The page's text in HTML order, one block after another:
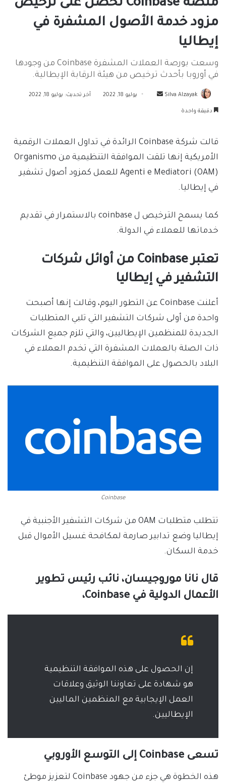
منصة Coinbase تحصل على ترخيص
مزود خدمة الأصول المشفرة في
إيطاليا
وسعت بورصة العملات المشفرة Coinbase من وجودها
في أوروبا بأحدث ترخيص من هيئة الرقابة الإيطالية.
Silva Alzayak
أرسل
يوليو 18, 2022 آخر تحديث: يوليو 18, 2022
دقيقة واحدة
قالت شركة Coinbase الرائدة في تداول العملات الرقمية
الأمريكية إنها تلقت الموافقة التنظيمية من Organismo
Agenti e Mediatori (OAM) للعمل كمزود أصول تشفير
في إيطاليا.
كما يسمح الترخيص ل coinbase بالاستمرار في تقديم
خدماتها للعملاء في الدولة.
تعتبر Coinbase من أوائل شركات
التشفير في إيطاليا
أعلنت Coinbase عن التطور اليوم، وقالت إنها أصبحت
واحدة من أولى شركات التشفير التي تلبي المتطلبات
الجديدة للمنظمين الإيطاليين، والتي تلزم جميع الشركات
ذات الصلة بالعملات المشفرة التي تخدم العملاء في
البلاد بالحصول على الموافقة التنظيمية.
Coinbase
تتطلب متطلبات OAM من شركات التشفير الأجنبية في
إيطاليا وضع تدابير صارمة لمكافحة غسيل الأموال قبل
خدمة السكان.
قال نانا موروجيسان، نائب رئيس تطوير
الأعمال الدولية في Coinbase،
إن الحصول على هذه الموافقة التنظيمية
هو شهادة على تعاوننا الوثيق وعلاقات
العمل الإيجابية مع المنظمين الماليين
الإيطاليين.
تسعى Coinbase إلى التوسع الأوروبي
هذه الخطوة هي جزء من جهود Coinbase لتعزيز موطئ